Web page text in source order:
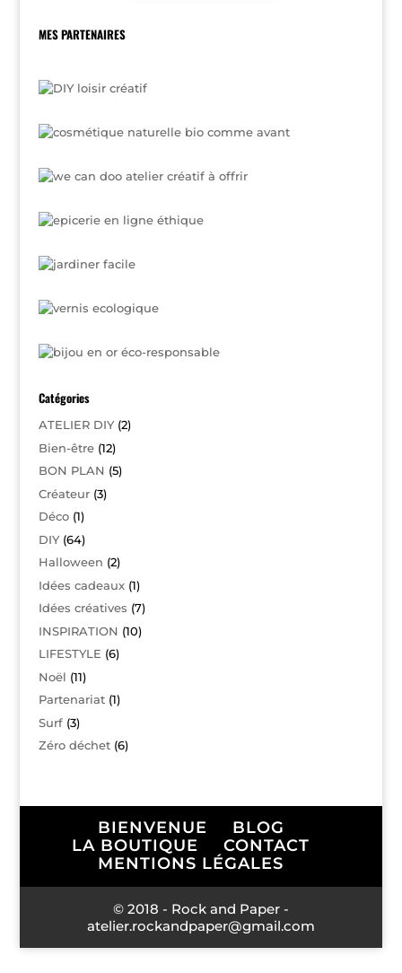
MES PARTENAIRES
Catégories
ATELIER DIY(2)
Bien-être(12)
BON PLAN (5)
Créateur(3)
Déco(1)
DIY(64)
Halloween (2)
Idées cadeaux(1)
Idées créatives (7)
INSPIRATION (10)
LIFESTYLE (6)
Noël (11)
Partenariat(1)
Surf(3)
Zéro déchet(6)
BIENVENUE
BLOG
LA BOUTIQUE
CONTACT
MENTIONS LÉGALES
© 2018 - Rock and Paper -
atelier.rockandpaper@gmail.com